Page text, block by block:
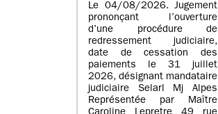
Le 04/08/2026. Jugement
prononçant l’ouverture
d’une procédure de
redressement judiciaire,
date de cessation des
paiements le 31 juillet
2026, désignant mandataire
judiciaire Selarl Mj Alpes
Représentée par Maître